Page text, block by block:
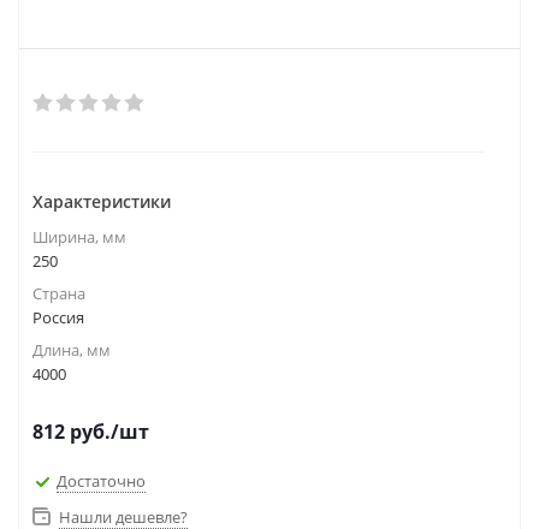
Характеристики
Ширина, мм
250
Страна
Россия
Длина, мм
4000
812 руб./шт
Достаточно
Нашли дешевле?